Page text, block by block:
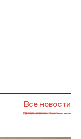
Все новости